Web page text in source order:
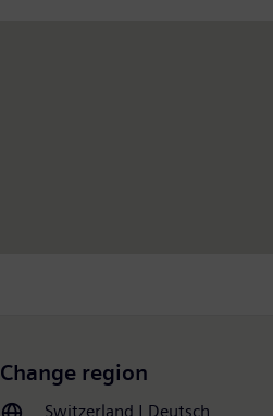
Change region
Switzerland | Deutsch